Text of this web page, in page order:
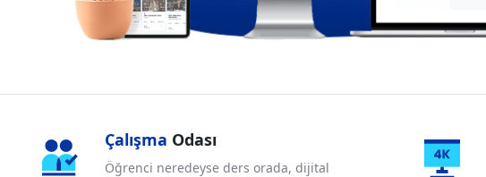
Çalışma Odası
Öğrenci neredeyse ders orada, dijital